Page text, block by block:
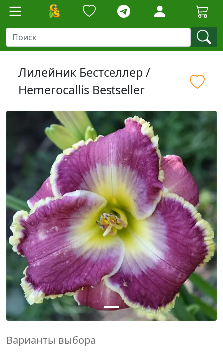
Лилейник Бестселлер /
Hemerocallis Bestseller
Варианты выбора